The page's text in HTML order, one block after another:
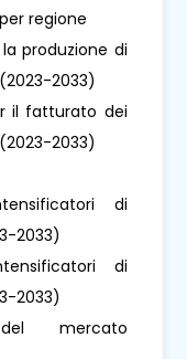
regione
la produzione di
2033)
il fatturato dei
2033)
di
2033)
di
2033)
mercato